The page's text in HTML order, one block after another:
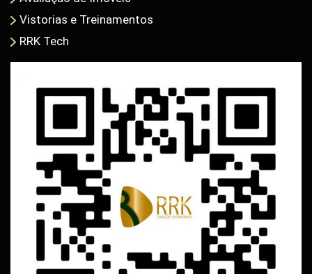
Vistorias e Treinamentos
RRK Tech